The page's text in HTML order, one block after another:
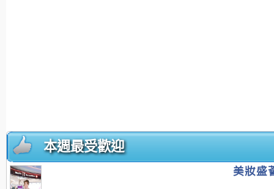
本週最受歡迎
美妝盛